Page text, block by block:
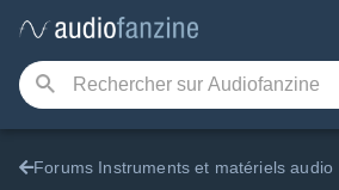
Forums Instruments et matériels audio